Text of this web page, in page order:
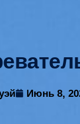
Июнь 8,